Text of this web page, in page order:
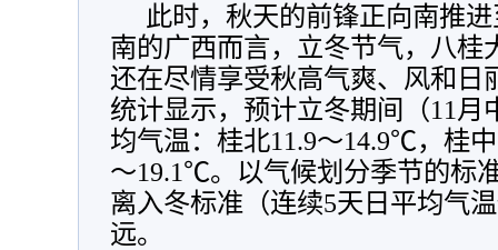
此时，秋天的前锋正向南推
南的广西而言，立冬节气，八桂
还在尽情享受秋高气爽、风和日
统计显示，预计立冬期间（11月
均气温：桂北11.9～14.9℃，桂
～19.1℃。以气候划分季节的标
离入冬标准（连续5天日平均气
远。